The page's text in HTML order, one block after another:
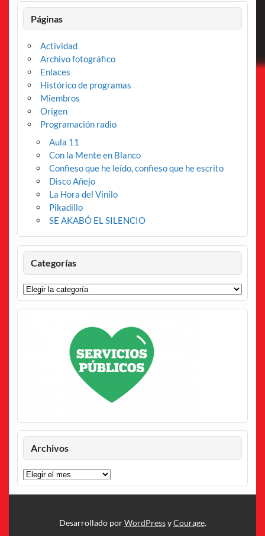
Páginas
Actividad
Archivo fotográfico
Enlaces
Histórico de programas
Miembros
Origen
Programación radio
Aula 11
Con la Mente en Blanco
Confieso que he leído, confieso que he escrito
Disco Añejo
La Hora del Vinilo
Pikadillo
SE AKABÓ EL SILENCIO
Categorías
Categorías
Archivos
Archivos
Desarrollado porWordPressyCourage.